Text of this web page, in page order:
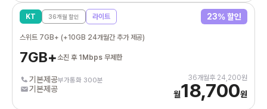
KT 36개월 할인 라이트 23% 할인
스위트 7GB+ (+10GB 24개월간 추가 제공)
7GB+소진 후 1Mbps 무제한
기본제공부가통화 300분
기본제공
36개월후 24,200원
월18,700원